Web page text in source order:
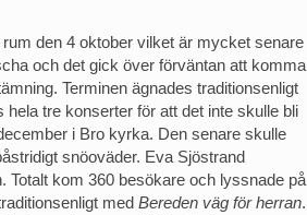
den 4 oktober vilket är mycket senare
och det gick över förväntan att komma
Terminen ägnades traditionsenligt
tre konserter för att det inte skulle bli
i Bro kyrka. Den senare skulle
snöoväder. Eva Sjöstrand
Totalt kom 360 besökare och lyssnade på
med Bereden väg för herran.